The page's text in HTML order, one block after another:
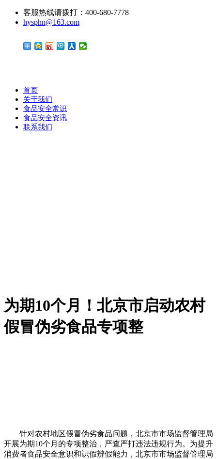
客服热线请拨打：400-680-7778
hysphn@163.com
首页
关于我们
食品安全常识
食品安全资讯
联系我们
为期10个月！北京市启动农村
假冒伪劣食品专项整
针对农村地区假冒伪劣食品问题，北京市市场监督管理局
开展为期10个月的专项整治，严查严打违法违规行为。为提升
消费者食品安全意识和识假辨假能力，北京市市场监督管理局